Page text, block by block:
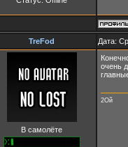
TreFod Дата:
В самолёте
очень
2Ой